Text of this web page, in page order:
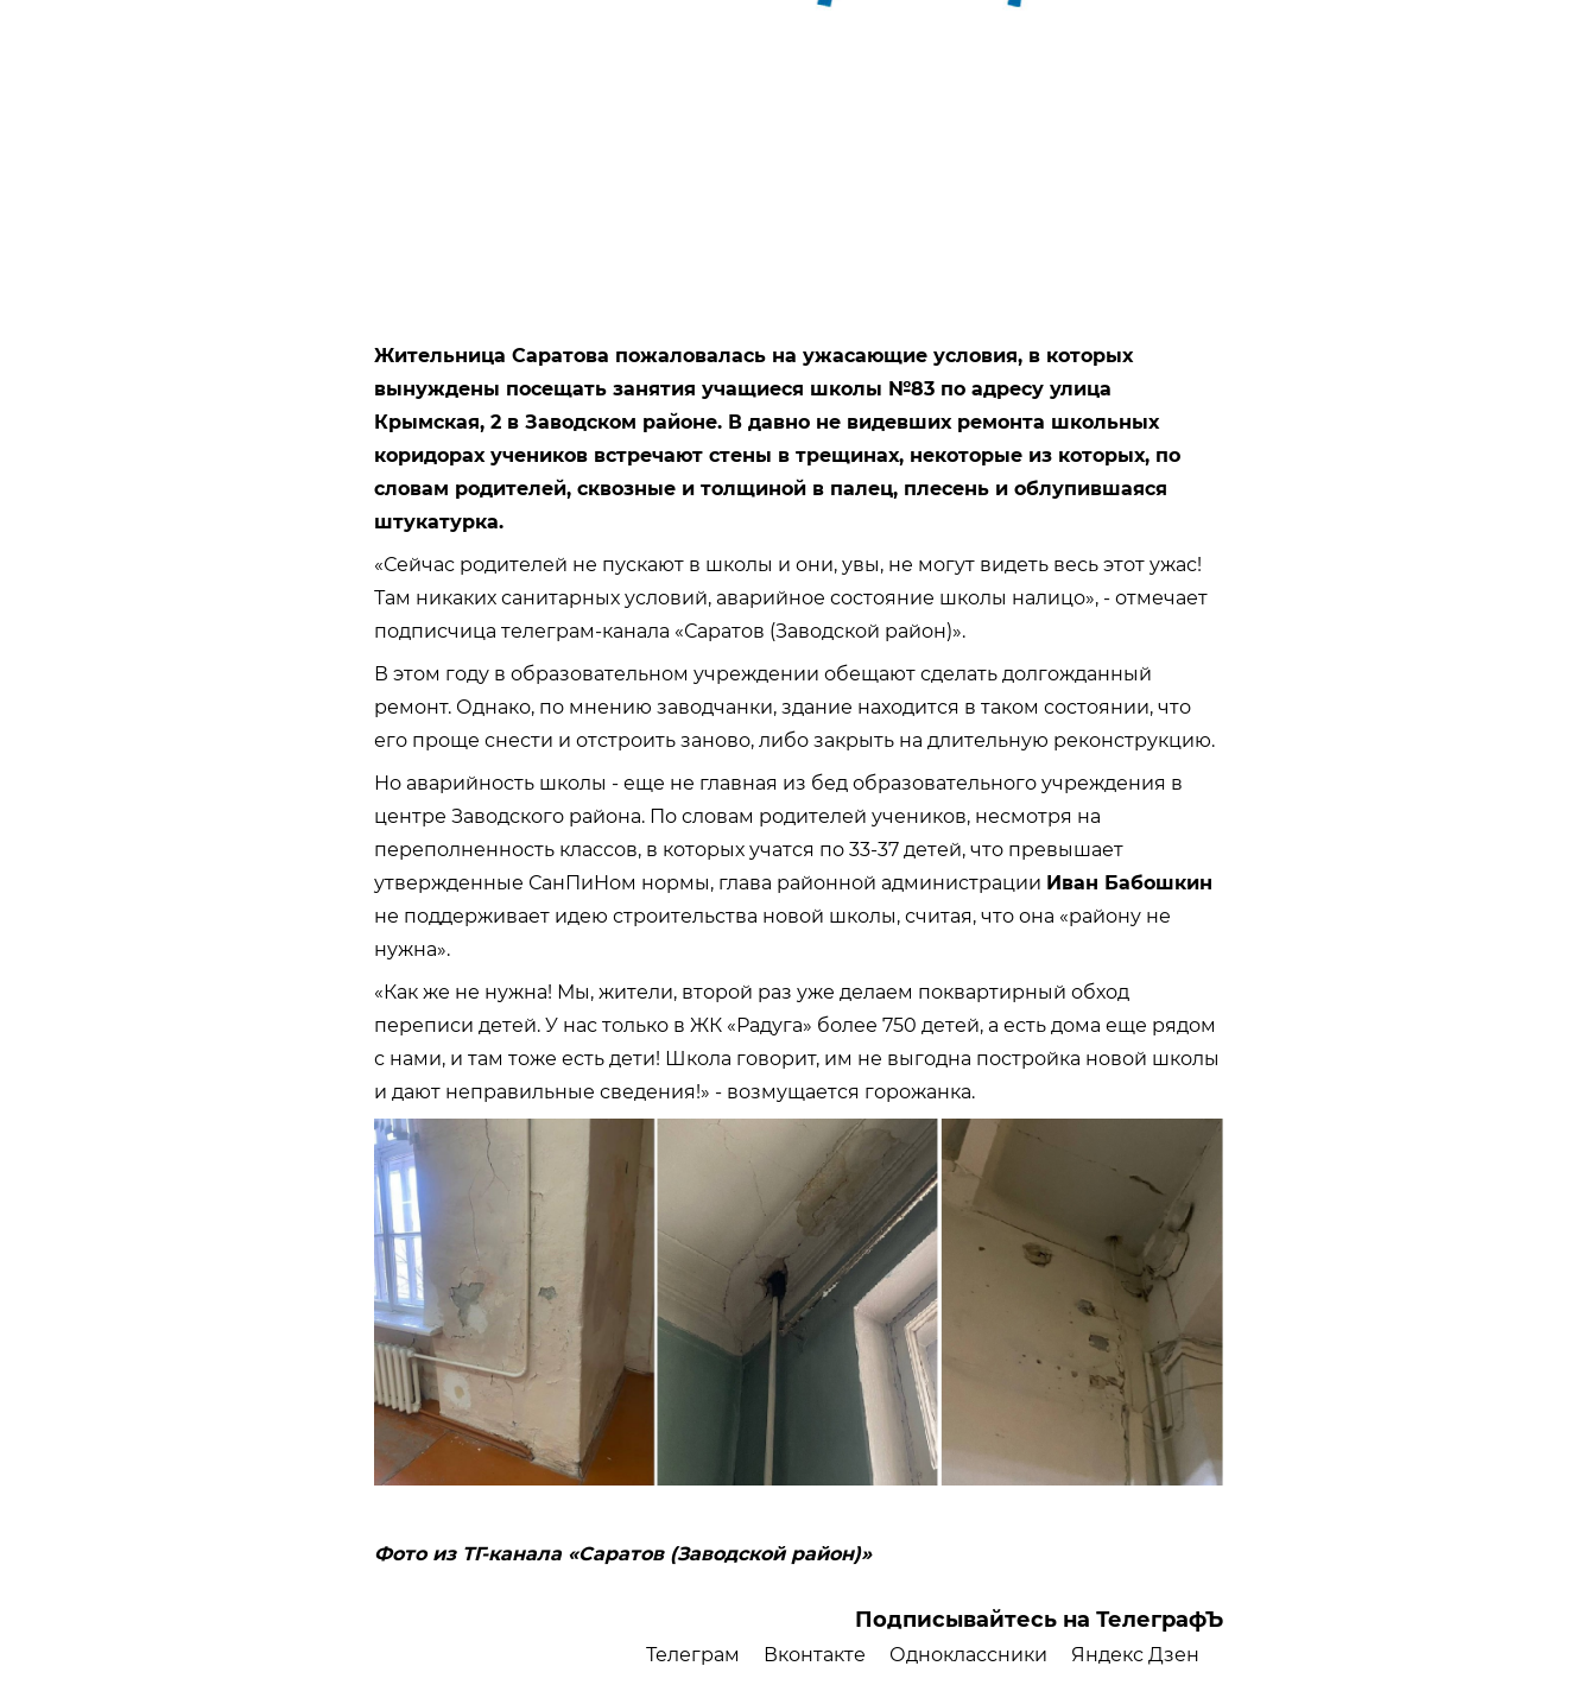
Жительница Саратова пожаловалась на ужасающие условия, в которых
вынуждены посещать занятия учащиеся школы №83 по адресу улица
Крымская, 2 в Заводском районе. В давно не видевших ремонта школьных
коридорах учеников встречают стены в трещинах, некоторые из которых, по
словам родителей, сквозные и толщиной в палец, плесень и облупившаяся
штукатурка.
«Сейчас родителей не пускают в школы и они, увы, не могут видеть весь этот ужас!
Там никаких санитарных условий, аварийное состояние школы налицо», - отмечает
подписчица телеграм-канала «Саратов (Заводской район)».
В этом году в образовательном учреждении обещают сделать долгожданный
ремонт. Однако, по мнению заводчанки, здание находится в таком состоянии, что
его проще снести и отстроить заново, либо закрыть на длительную реконструкцию.
Но аварийность школы - еще не главная из бед образовательного учреждения в
центре Заводского района. По словам родителей учеников, несмотря на
переполненность классов, в которых учатся по 33-37 детей, что превышает
утвержденные СанПиНом нормы, глава районной администрации Иван Бабошкин
не поддерживает идею строительства новой школы, считая, что она «району не
нужна».
«Как же не нужна! Мы, жители, второй раз уже делаем поквартирный обход
переписи детей. У нас только в ЖК «Радуга» более 750 детей, а есть дома еще рядом
с нами, и там тоже есть дети! Школа говорит, им не выгодна постройка новой школы
и дают неправильные сведения!» - возмущается горожанка.
Фото из ТГ-канала «Саратов (Заводской район)»
Подписывайтесь на ТелеграфЪ
Телеграм Вконтакте Одноклассники Яндекс Дзен